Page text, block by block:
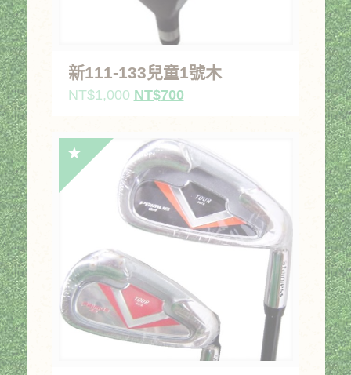
新111-133兒童1號木
NT$1,000 原
格：
NT$1,000。
NT$700目
格：
NT$700。